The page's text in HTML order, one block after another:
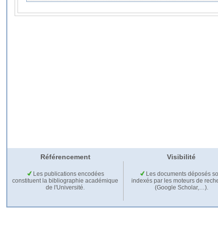
Référencement Visibilité
Les publications encodées
constituent la bibliographie académique
de l'Université.
Les documents déposés
indexés par les moteurs de
(Google Scholar,…).